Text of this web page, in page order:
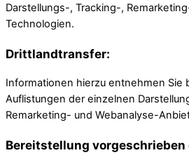
Darstellungs-, Tracking-,
Technologien.
Drittlandtransfer:
Informationen hierzu entnehmen Sie
Auflistungen der einzelnen
Remarketing- und Webanalyse-
Bereitstellung